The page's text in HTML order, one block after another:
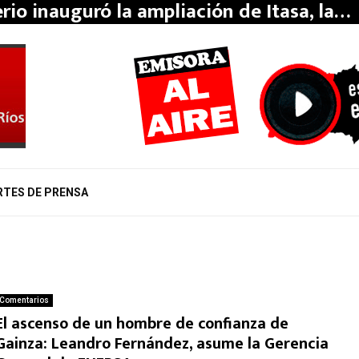
inauguró la ampliación de Itasa, la…
DE PRENSA
Comentarios
ascenso de un hombre de confianza de
Leandro Fernández, asume la Gerencia